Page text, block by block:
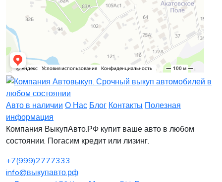
Заявка на лизинг
Заявка на комиссию
Заявка на кредит
Заявка на выкуп
Заполните, пожалуйста, форму.
Хочу заказать автомобиль
Заполните, пожалуйста, форму.
Оставить заявку
Авто в наличии О Нас Блог Контакты Полезная
информация
Компания ВыкупАвто.РФ купит ваше авто в любом
состоянии. Погасим кредит или лизинг.
+7(999)2777333
info@выкупавто.рф